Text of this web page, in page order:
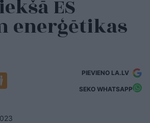
ES
enerģētikas
PIEVIENO LA.LV
SEKO WHATSAPP